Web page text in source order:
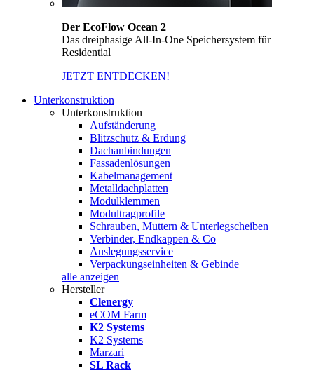
Der EcoFlow Ocean 2
Das dreiphasige All-In-One Speichersystem für
Residential
JETZT ENTDECKEN!
Unterkonstruktion
Unterkonstruktion
Aufständerung
Blitzschutz & Erdung
Dachanbindungen
Fassadenlösungen
Kabelmanagement
Metalldachplatten
Modulklemmen
Modultragprofile
Schrauben, Muttern & Unterlegscheiben
Verbinder, Endkappen & Co
Auslegungsservice
Verpackungseinheiten & Gebinde
alle anzeigen
Hersteller
Clenergy
eCOM Farm
K2 Systems
K2 Systems
Marzari
SL Rack